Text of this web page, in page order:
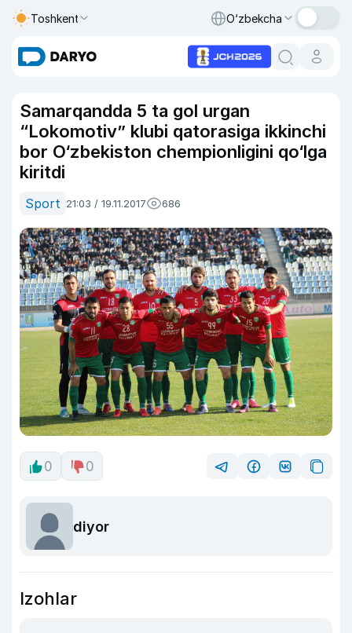
Toshkent O‘zbekcha
Samarqandda 5 ta gol urgan
“Lokomotiv” klubi qatorasiga ikkinchi
bor O‘zbekiston chempionligini qo‘lga
kiritdi
Sport 21:03 / 19.11.2017 686
0 0
diyor
Izohlar